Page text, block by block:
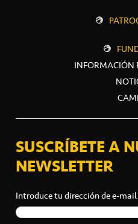
INFORMACIÓN
SUSCRÍBETE A
NEWSLETTER
Introduce tu dirección de e-